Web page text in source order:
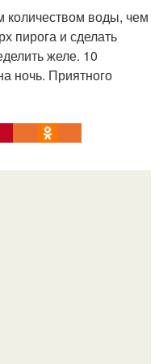
количеством воды, чем
пирога и сделать
желе. 10
ночь. Приятного